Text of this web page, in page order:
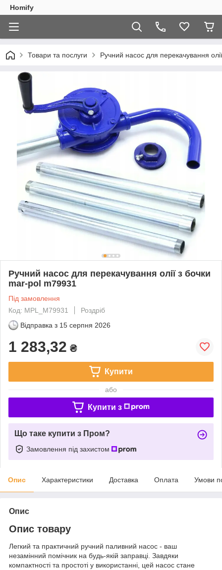
Homify
Товари та послуги Ручний насос для перекачування
Ручний насос для перекачування олії з бочки
mar-pol m79931
Під замовлення
Код: MPL_M79931
Роздріб
Відправка з 15 серпня 2026
1 283,32 ₴
Купити
або
Купити з
Що таке купити з Пром?
Замовлення під захистом
Опис Характеристики Доставка Оплата Умови
Опис
Опис товару
Легкий та практичний ручний паливний насос - ваш
незамінний помічник на будь-якій заправці. Завдяки
компактності та простоті у використанні, цей насос стане